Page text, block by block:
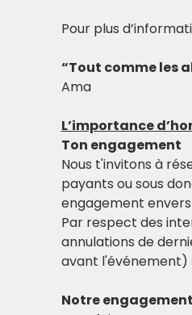
Pour plus
“Tout comme les
Ama
L’importance
Ton engagement
Nous t'invitons à
payants ou sous
engagement envers
Par respect des
annulations de
avant l'événement)
Notre engagement